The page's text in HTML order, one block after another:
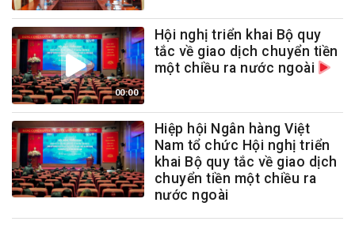
00:00
Hội nghị triển khai Bộ quy
tắc về giao dịch chuyển tiền
một chiều ra nước ngoài
Hiệp hội Ngân hàng Việt
Nam tổ chức Hội nghị triển
khai Bộ quy tắc về giao dịch
chuyển tiền một chiều ra
nước ngoài